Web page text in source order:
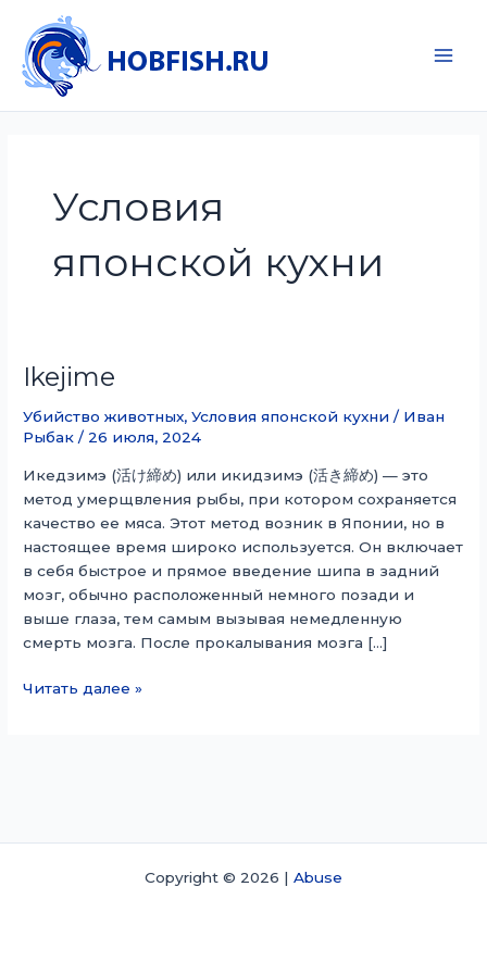
содержимому
Условия
японской кухни
Ikejime
Убийство животных,Условия японской кухни / Иван
Рыбак/ 26 июля, 2024
Икедзимэ (活け締め) или икидзимэ (活き締め) — это
метод умерщвления рыбы, при котором сохраняется
качество ее мяса. Этот метод возник в Японии, но в
настоящее время широко используется. Он включает
в себя быстрое и прямое введение шипа в задний
мозг, обычно расположенный немного позади и
выше глаза, тем самым вызывая немедленную
смерть мозга. После прокалывания мозга […]
Ikejime
Читать далее »
Copyright © 2026 | Abuse